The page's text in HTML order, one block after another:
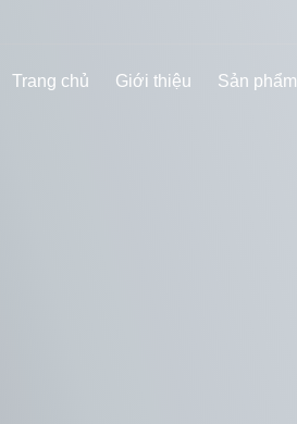
Trang chủ Giới thiệu Sản phẩm